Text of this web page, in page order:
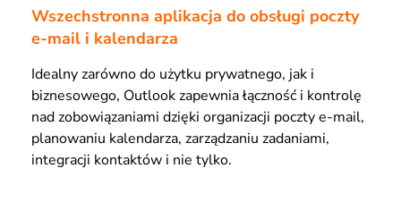
Wszechstronna aplikacja do obsługi poczty
e-mail i kalendarza
Idealny zarówno do użytku prywatnego, jak i
biznesowego, Outlook zapewnia łączność i kontrolę
nad zobowiązaniami dzięki organizacji poczty e-mail,
planowaniu kalendarza, zarządzaniu zadaniami,
integracji kontaktów i nie tylko.